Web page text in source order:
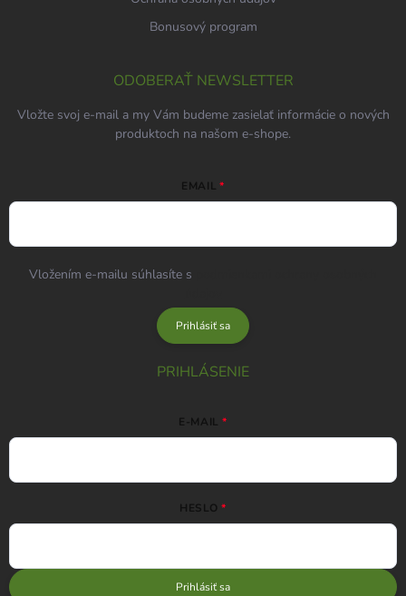
Bonusový program
ODOBERAŤ NEWSLETTER
Vložte svoj e-mail a my Vám budeme zasielať informácie o nových
produktoch na našom e-shope.
EMAIL
Vložením e-mailu súhlasíte s
Prihlásiť sa
PRIHLÁSENIE
E-MAIL
HESLO
Prihlásiť sa